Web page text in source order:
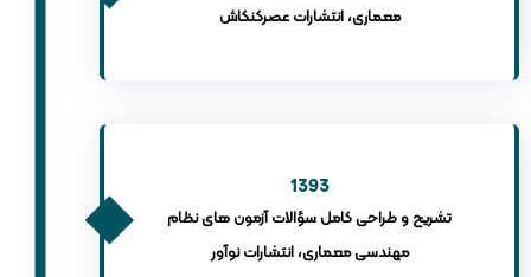
معماری، انتشارات عصرکنکاش
1393
تشریح و طراحی کامل سؤالات آزمون های نظام
مهندسی معماری، انتشارات نوآور